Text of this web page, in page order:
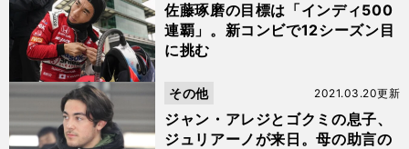
佐藤琢磨の目標は「インディ500
連覇」。新コンビで12シーズン目
に挑む
ジャン・アレジとゴクミの息子、
ジュリアーノが来日。母の助言の
2021.03.20更新
その他